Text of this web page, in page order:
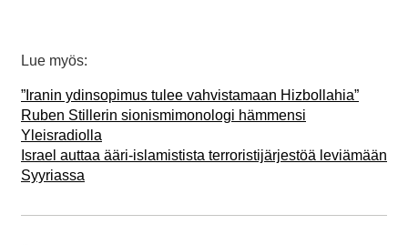
Lue myös:
”Iranin ydinsopimus tulee vahvistamaan Hizbollahia”
Ruben Stillerin sionismimonologi hämmensi
Yleisradiolla
Israel auttaa ääri-islamistista terroristijärjestöä leviämään
Syyriassa